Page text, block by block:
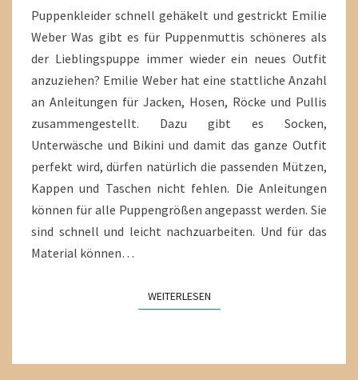
Puppenkleider schnell gehäkelt und gestrickt Emilie
Weber Was gibt es für Puppenmuttis schöneres als
der Lieblingspuppe immer wieder ein neues Outfit
anzuziehen? Emilie Weber hat eine stattliche Anzahl
an Anleitungen für Jacken, Hosen, Röcke und Pullis
zusammengestellt. Dazu gibt es Socken,
Unterwäsche und Bikini und damit das ganze Outfit
perfekt wird, dürfen natürlich die passenden Mützen,
Kappen und Taschen nicht fehlen. Die Anleitungen
können für alle Puppengrößen angepasst werden. Sie
sind schnell und leicht nachzuarbeiten. Und für das
Material können…
WEITERLESENWEITERLESEN